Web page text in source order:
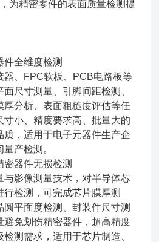
为精密零件的表面质量检测提
件全维度检测
器、FPC软板、PCB电路板等
尺寸测量、引脚间距检测、
厚分析、表面粗糙度评估等任
寸小、精度要求高、批量大的
质，适用于电子元器件生产企
产检测。
密器件无损检测
与影像测量技术，对半导体芯
行检测，可完成芯片膜厚测
平面度检测、封装件尺寸测
避免划伤精密器件，超高精度
测需求，适用于芯片制造、